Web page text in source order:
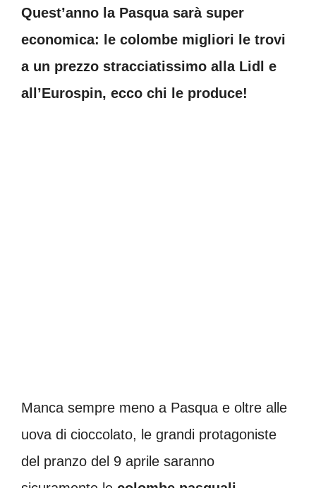
Quest’anno la Pasqua sarà super
economica: le colombe migliori le trovi
a un prezzo stracciatissimo alla Lidl e
all’Eurospin, ecco chi le produce!
Manca sempre meno a Pasqua e oltre alle
uova di cioccolato, le grandi protagoniste
del pranzo del 9 aprile saranno